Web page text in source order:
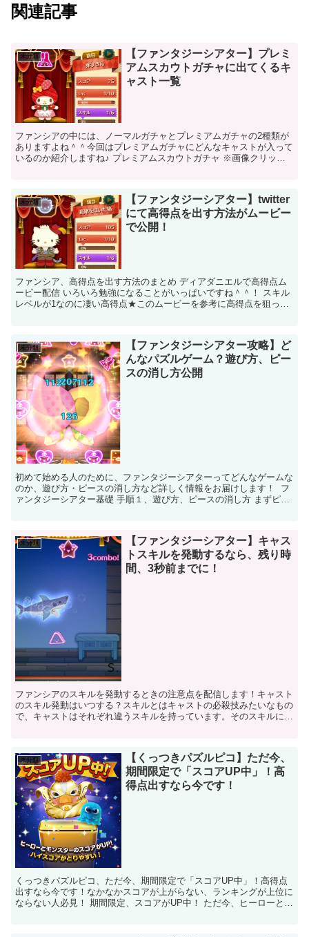
関連記事
未分類
【ファンタジーシアター】プレミ
アムスカウトガチャに出てくるキ
ャスト一覧
ファンシアの中には、ノーマルガチャとプレミアムガチャの2種類が
ありますよね＾＾今回はプレミアムガチャにどんなキャストが入って
いるのか紹介しますね♪ プレミアムスカウトガチャ ※画像クリック
未分類
【ファンタジーシアター】twitter
にて高得点を出す方法がムービー
で公開！
ファンシア、高得点を出す方法のまとめ ディアダニエルで高得点ム
ービー配信 いろいろ勉強になることがいっぱいですね＾＾！ スキル
レベルが1なのに凄い高得点★このムービーを参考に高得点を狙って
未分類
【ファンタジーシアター攻略】ど
んなパズルゲーム？遊び方、ピー
スの消し方公開
初めて始める人のために、ファンタジーシアターってどんなゲームな
のか、遊び方・ピースの消し方など詳しく情報をお届けします！ フ
ァンタジーシアター基礎 手順１、遊び方、ピースの消し方 まずピー
未分類
【ファンタジーシアター】キャス
トスキルを発動するなら、残り時
間、3秒前までに！
ファンシアのスキルを発動するときの注意点を配信します！キャスト
のスキル発動はいつする？スキルとはキャストの必殺技みたいなもの
で、キャストはそれぞれ違うスキルを持っています。そのスキルにも
未分類
【くっつきパズルピコ】ただ今、
期間限定で「スコアUP中」！高
得点出すなら今です！
くっつきパズルピコ、ただ今、期間限定で「スコアUP中」！高得点
出すなら今です！なかなかスコアが上がらない、ランキングが上位に
ならない人必見！ 期間限定、スコアがUP中！ ただ今、ヒーローとモ